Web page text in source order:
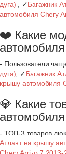
дуга) , ✓Багажник
автомобиля Chery
❤️ Какие
- Пользователи
дуга) , ✓Багажник
крышу автомобиля
💎 Какие
- ТОП-3 товаров
Атлант на крышу